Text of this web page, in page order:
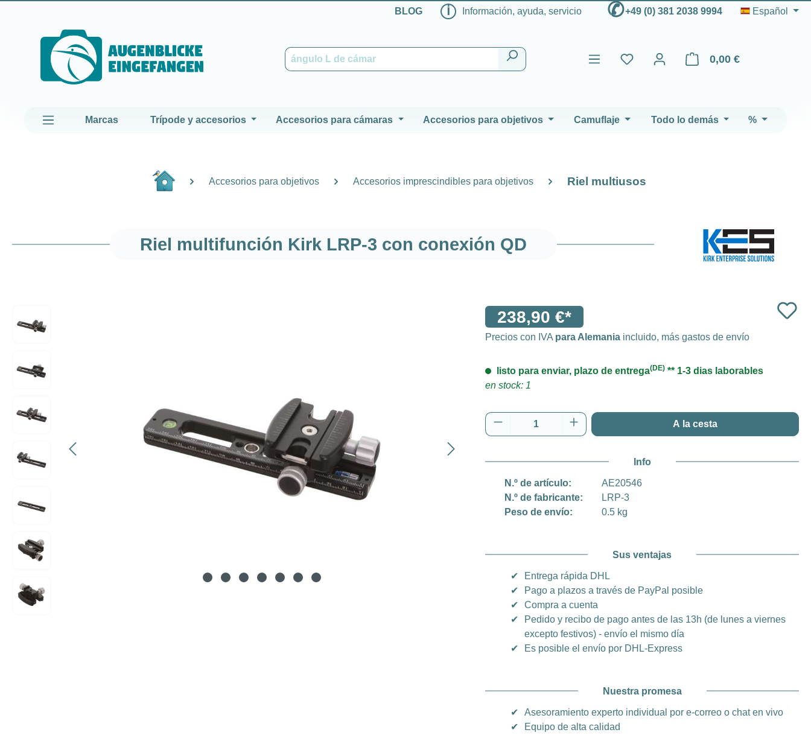
BLOG ℹ Información, ayuda, servicio ✆+49 (0) 381 2038 9994 Español
0,00 €
El carrito de compras
Marcas Trípode y accesorios Accesorios para cámaras Accesorios para objetivos Camuflaje Todo lo demás %
Accesorios para objetivos Accesorios imprescindibles para objetivos Riel multiusos
Riel multifunción Kirk LRP-3 con conexión QD
238,90 €*
Precios con IVA para Alemania incluido, más gastos de envío
listo para enviar, plazo de entrega(DE) ** 1-3 dias laborables
en stock: 1
Cantidad del producto: introduce la cantidad
A la cesta
Info
N.º de artículo:
AE20546
N.º de fabricante:
LRP-3
Peso de envío:
0.5 kg
Sus ventajas
✔
Entrega rápida DHL
✔
Pago a plazos a través de PayPal posible
✔
Compra a cuenta
✔
Pedido y recibo de pago antes de las 13h (de lunes a viernes
excepto festivos) - envío el mismo día
✔
Es posible el envío por DHL-Express
Nuestra promesa
✔
Asesoramiento experto individual por e-correo o chat en vivo
✔
Equipo de alta calidad